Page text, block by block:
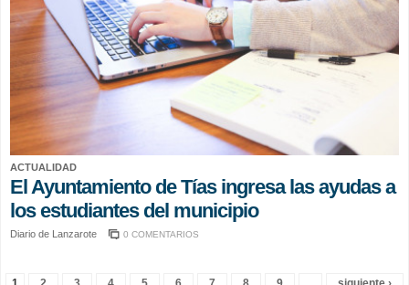
ACTUALIDAD
El Ayuntamiento de Tías ingresa las ayudas a
los estudiantes del municipio
Diario de Lanzarote 0 COMENTARIOS